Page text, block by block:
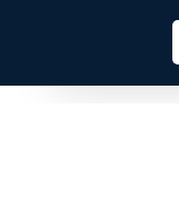
Italiano